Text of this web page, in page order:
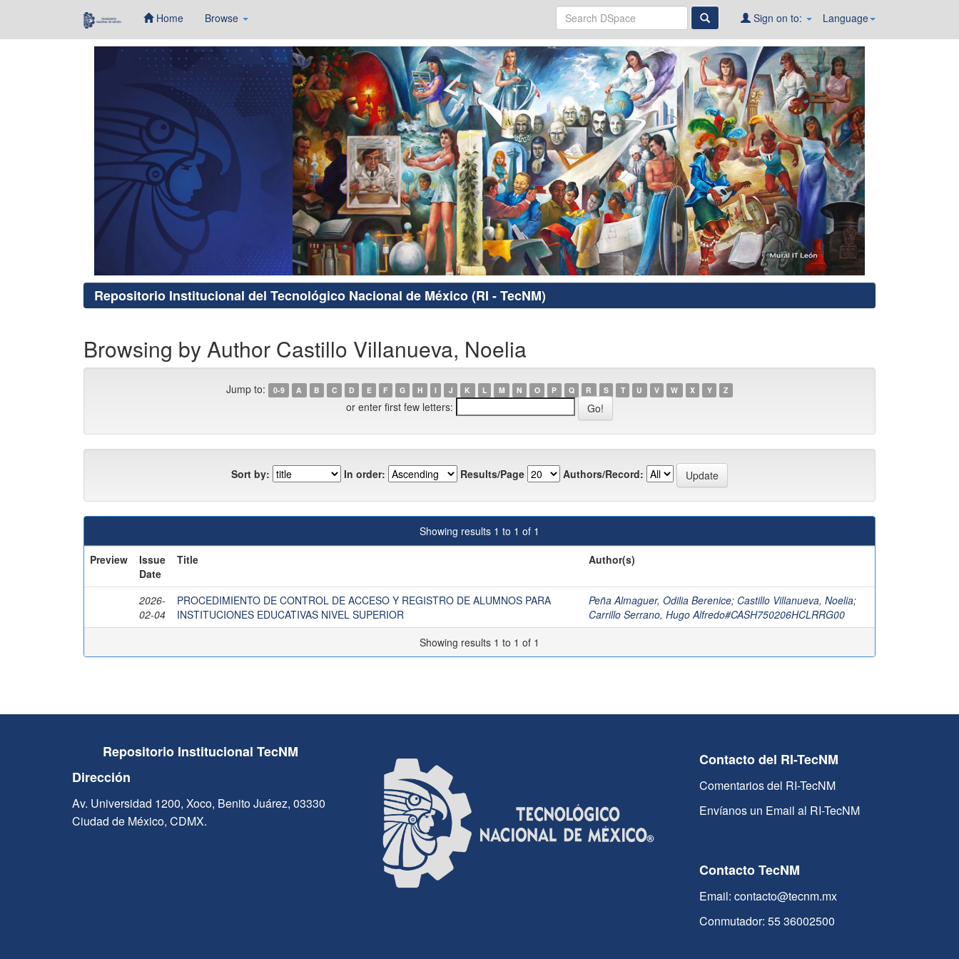
Home Browse Language
Sign on to:
Repositorio Institucional del Tecnológico Nacional de México (RI - TecNM)
Browsing by Author Castillo Villanueva, Noelia
Jump to: 0-9 A B C D E F G H I J K L M N O P Q R S T U V W X Y Z
or enter first few letters:
Sort by: In order: Results/Page Authors/Record:
Showing results 1 to 1 of 1
Preview
Issue
Date
Title Author(s)
2026-
02-04
PROCEDIMIENTO DE CONTROL DE ACCESO Y REGISTRO DE ALUMNOS PARA
INSTITUCIONES EDUCATIVAS NIVEL SUPERIOR
Peña Almaguer, Odilia Berenice; Castillo Villanueva, Noelia;
Carrillo Serrano, Hugo Alfredo#CASH750206HCLRRG00
Showing results 1 to 1 of 1
Repositorio Institucional TecNM
Dirección
Av. Universidad 1200, Xoco, Benito Juárez, 03330
Ciudad de México, CDMX.
Contacto del RI-TecNM
Comentarios del RI-TecNM
Envíanos un Email al RI-TecNM
Contacto TecNM
Email: contacto@tecnm.mx
Conmutador: 55 36002500